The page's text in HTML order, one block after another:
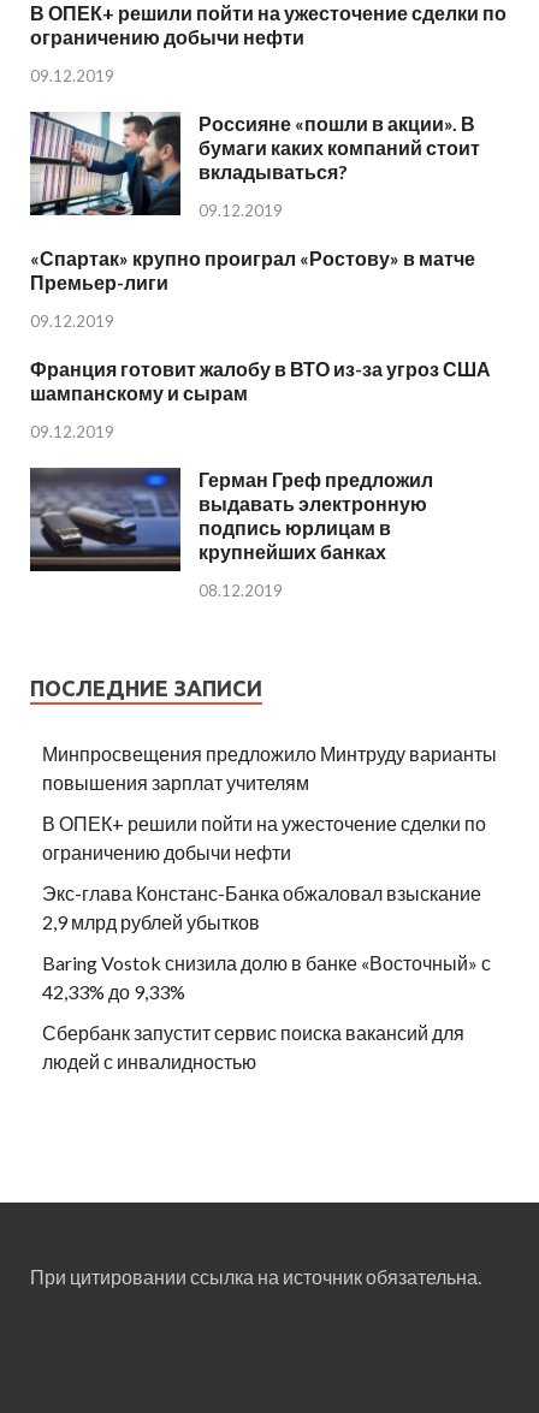
В ОПЕК+ решили пойти на ужесточение сделки по
ограничению добычи нефти
09.12.2019
Россияне «пошли в акции». В
бумаги каких компаний стоит
вкладываться?
09.12.2019
«Спартак» крупно проиграл «Ростову» в матче
Премьер-лиги
09.12.2019
Франция готовит жалобу в ВТО из-за угроз США
шампанскому и сырам
09.12.2019
Герман Греф предложил
выдавать электронную
подпись юрлицам в
крупнейших банках
08.12.2019
ПОСЛЕДНИЕ ЗАПИСИ
Минпросвещения предложило Минтруду варианты
повышения зарплат учителям
В ОПЕК+ решили пойти на ужесточение сделки по
ограничению добычи нефти
Экс-глава Констанс-Банка обжаловал взыскание
2,9 млрд рублей убытков
Baring Vostok снизила долю в банке «Восточный» с
42,33% до 9,33%
Сбербанк запустит сервис поиска вакансий для
людей с инвалидностью
При цитировании ссылка на источник обязательна.